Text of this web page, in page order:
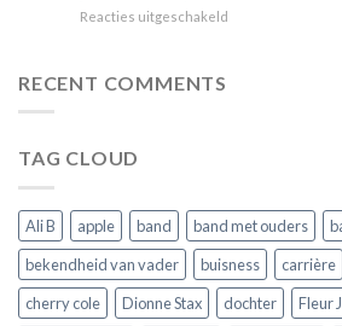
Reacties uitgeschakeld
er
een
koopt
RECENT COMMENTS
TAG CLOUD
Ali B apple band band met ouders
bekendheid van vader
buisness carrière
cherry cole
Dionne Stax dochter Fleur